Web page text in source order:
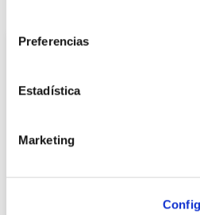
Preferencias
Estadística
Marketing
Goma olla pres 22cm goma